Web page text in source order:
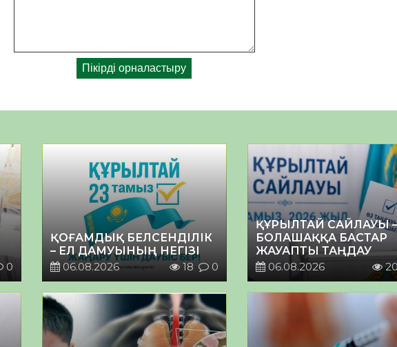
0
ҚОҒАМДЫҚ БЕЛСЕНДІЛІК
– ЕЛ ДАМУЫНЫҢ НЕГІЗІ
06.08.2026
18 0
ҚҰРЫЛТАЙ САЙЛАУЫ –
БОЛАШАҚҚА БАСТАР
ЖАУАПТЫ ТАҢДАУ
06.08.2026
20